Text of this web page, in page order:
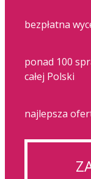
bezpłatna
ponad 100
całej Polski
najlepsza